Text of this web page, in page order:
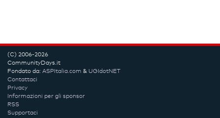
(C) 2006-2026
CommunityDays.it
Fondato da: ASPItalia.com & UGIdotNET
Contattaci
Privacy
Informazioni per gli sponsor
RSS
Supportaci